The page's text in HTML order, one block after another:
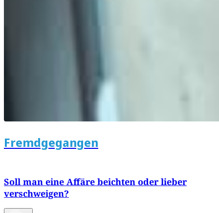
Fremdgegangen
Soll man eine Affäre beichten oder lieber
verschweigen?